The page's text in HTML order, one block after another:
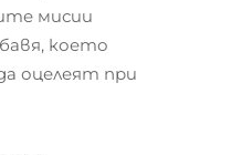
мисии
което
оцелеят при